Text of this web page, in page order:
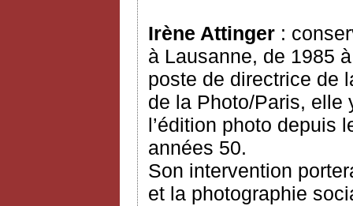
Irène Attinger :
à Lausanne, de 1985
poste de directrice de
de la Photo/Paris, elle
l’édition photo depuis
années 50.
Son intervention
et la photographie